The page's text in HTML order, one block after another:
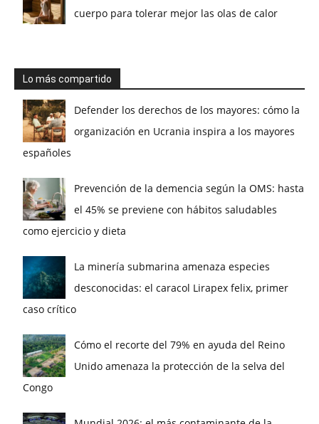
cuerpo para tolerar mejor las olas de calor
Lo más compartido
Defender los derechos de los mayores: cómo la
organización en Ucrania inspira a los mayores
españoles
Prevención de la demencia según la OMS: hasta
el 45% se previene con hábitos saludables
como ejercicio y dieta
La minería submarina amenaza especies
desconocidas: el caracol Lirapex felix, primer
caso crítico
Cómo el recorte del 79% en ayuda del Reino
Unido amenaza la protección de la selva del
Congo